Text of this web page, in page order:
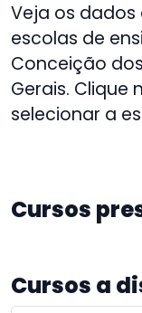
Veja os dados
escolas de
Conceição
Gerais. Clique
selecionar a
Cursos
Cursos a